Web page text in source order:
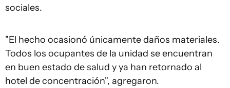
sociales.
"El hecho ocasionó únicamente daños materiales.
Todos los ocupantes de la unidad se encuentran
en buen estado de salud y ya han retornado al
hotel de concentración", agregaron.